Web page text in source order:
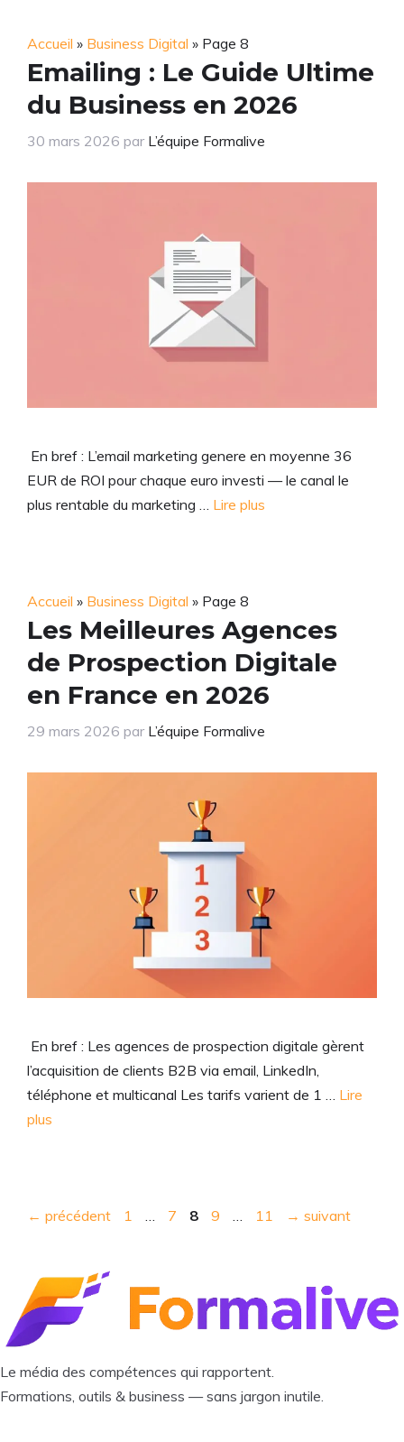
Accueil » Business Digital » Page 8
Emailing : Le Guide Ultime
du Business en 2026
30 mars 2026 par L’équipe Formalive
En bref : L’email marketing genere en moyenne 36
EUR de ROI pour chaque euro investi — le canal le
plus rentable du marketing … Lire plus
Accueil » Business Digital » Page 8
Les Meilleures Agences
de Prospection Digitale
en France en 2026
29 mars 2026 par L’équipe Formalive
En bref : Les agences de prospection digitale gèrent
l’acquisition de clients B2B via email, LinkedIn,
téléphone et multicanal Les tarifs varient de 1 … Lire
plus
← précédent Page
1 Page
7 Page
8 Page
9 Page
11 → suivant
Le média des compétences qui rapportent.
Formations, outils & business — sans jargon inutile.